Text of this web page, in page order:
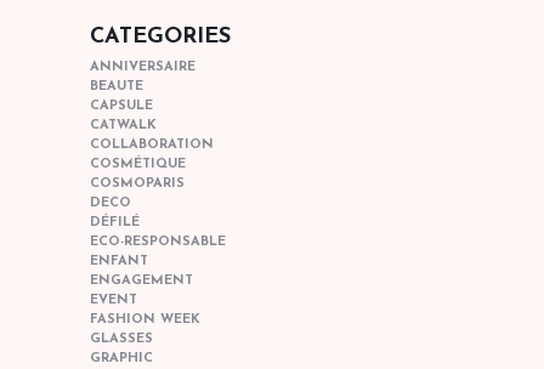
CATEGORIES
ANNIVERSAIRE
BEAUTE
CAPSULE
CATWALK
COLLABORATION
COSMÉTIQUE
COSMOPARIS
DECO
DÉFILÉ
ECO-RESPONSABLE
ENFANT
ENGAGEMENT
EVENT
FASHION WEEK
GLASSES
GRAPHIC